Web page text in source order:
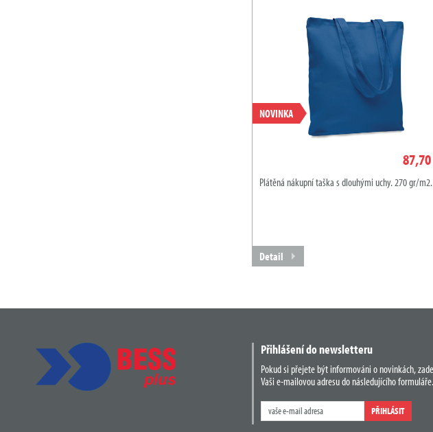
NOVINKA
Plátěná nákupní taška s dlouhými uchy. 270 gr/m2.
Detail
Přihlášení do newsletteru
Pokud si přejete být informováni o novinkách,
Vaši e-mailovou adresu do následujícího formuláře.
Zadejte
hledaný
PŘIHLÁSIT